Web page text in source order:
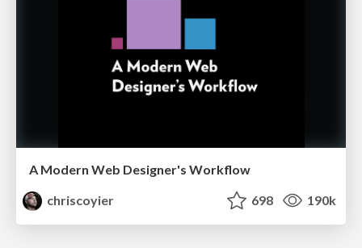
A Modern Web Designer's Workflow
chriscoyier
698 190k